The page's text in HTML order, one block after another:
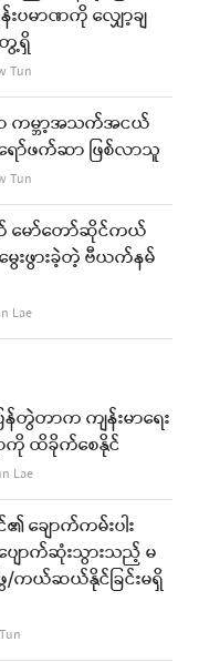
ပမာဏကို လျှော့ချ
ေ့ရှိ
Tun
ကမ္ဘာ့အသက်အငယ်
ာ်ဖက်ဆာ ဖြစ်လာသူ
Tun
မော်တော်ဆိုင်ကယ်
ေးဖွားခဲ့တဲ့ ဗီယက်နမ်
Lae
န်တွဲတာက ကျန်းမာရေး
ကို ထိခိုက်စေနိုင်
Lae
ချောက်ကမ်းပါး
ျောက်ဆုံးသွားသည့် မ
ကယ်ဆယ်နိုင်ခြင်းမရှိ